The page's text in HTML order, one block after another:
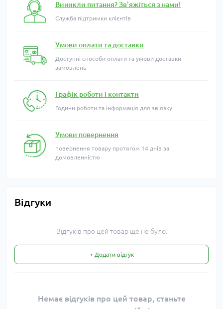
Виникли питання? Зв'яжіться з нами!
Служба підтримки клієнтів
Умови оплати та доставки
Доступні способи оплати та умови доставки
замовлень
Графік роботи і контакти
Години роботи та інформація для зв'язку
Умови повернення
повернення товару протягом 14 днів за
домовленністю
Відгуки
Відгуків про цей товар ще не було.
+ Додати відгук
Немає відгуків про цей товар, станьте